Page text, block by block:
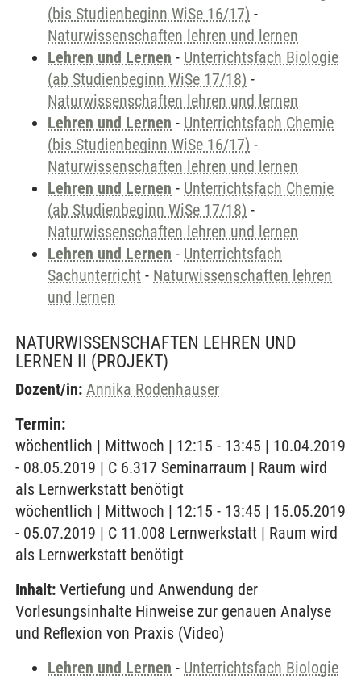
(bis Studienbeginn WiSe 16/17) -
Naturwissenschaften lehren und lernen
Lehren und Lernen - Unterrichtsfach Biologie
(ab Studienbeginn WiSe 17/18) -
Naturwissenschaften lehren und lernen
Lehren und Lernen - Unterrichtsfach Chemie
(bis Studienbeginn WiSe 16/17) -
Naturwissenschaften lehren und lernen
Lehren und Lernen - Unterrichtsfach Chemie
(ab Studienbeginn WiSe 17/18) -
Naturwissenschaften lehren und lernen
Lehren und Lernen - Unterrichtsfach
Sachunterricht - Naturwissenschaften lehren
und lernen
NATURWISSENSCHAFTEN LEHREN UND
LERNEN II (PROJEKT)
Dozent/in: Annika Rodenhauser
Termin:
wöchentlich | Mittwoch | 12:15 - 13:45 | 10.04.2019
- 08.05.2019 | C 6.317 Seminarraum | Raum wird
als Lernwerkstatt benötigt
wöchentlich | Mittwoch | 12:15 - 13:45 | 15.05.2019
- 05.07.2019 | C 11.008 Lernwerkstatt | Raum wird
als Lernwerkstatt benötigt
Inhalt: Vertiefung und Anwendung der
Vorlesungsinhalte Hinweise zur genauen Analyse
und Reflexion von Praxis (Video)
Lehren und Lernen - Unterrichtsfach Biologie